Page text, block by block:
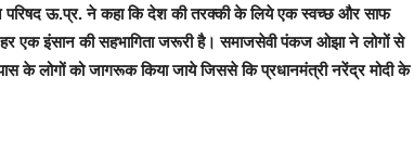
परिषद ऊ.प्र. ने कहा कि देश की तरक्की के लिये एक स्वच्छ और साफ
एक इंसान की सहभागिता जरूरी है। समाजसेवी पंकज ओझा ने लोगों से
के लोगों को जागरूक किया जाये जिससे कि प्रधानमंत्री नरेंद्र मोदी के